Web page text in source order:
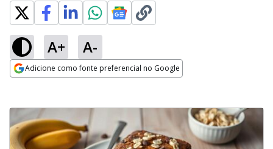
A+ A-
Adicione como fonte preferencial no Google